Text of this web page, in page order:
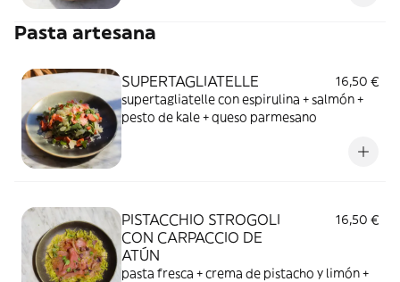
Pasta artesana
SUPERTAGLIATELLE
16,50 €
supertagliatelle con espirulina + salmón +
pesto de kale + queso parmesano
PISTACCHIO STROGOLI
CON CARPACCIO DE
ATÚN
16,50 €
pasta fresca + crema de pistacho y limón +